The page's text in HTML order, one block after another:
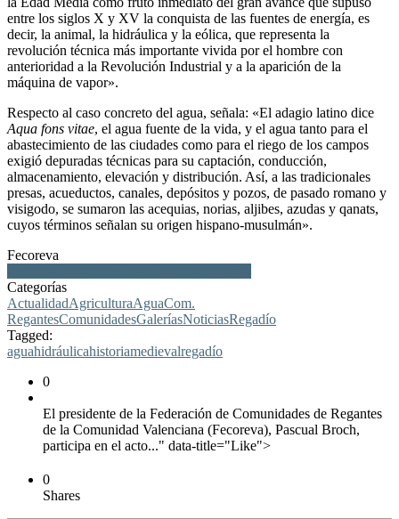
entre los siglos X y XV la conquista de las fuentes de energía, es
decir, la animal, la hidráulica y la eólica, que representa la
revolución técnica más importante vivida por el hombre con
anterioridad a la Revolución Industrial y a la aparición de la
máquina de vapor».
Respecto al caso concreto del agua, señala: «El adagio latino dice
Aqua fons vitae, el agua fuente de la vida, y el agua tanto para el
abastecimiento de las ciudades como para el riego de los campos
exigió depuradas técnicas para su captación, conducción,
almacenamiento, elevación y distribución. Así, a las tradicionales
presas, acueductos, canales, depósitos y pozos, de pasado romano y
visigodo, se sumaron las acequias, norias, aljibes, azudas y qanats,
cuyos términos señalan su origen hispano-musulmán».
Fecoreva
Categorías
ActualidadAgriculturaAguaCom.
RegantesComunidadesGaleríasNoticiasRegadío
Tagged:
aguahidráulicahistoriamedievalregadío
0
El presidente de la Federación de Comunidades de Regantes
de la Comunidad Valenciana (Fecoreva), Pascual Broch,
participa en el acto..." data-title="Like">
0
Shares